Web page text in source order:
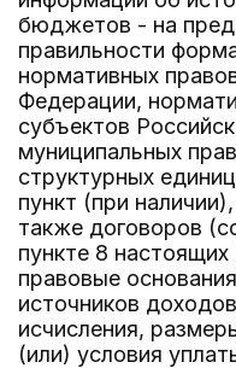
бюджетов - на
правильности
нормативных
Федерации,
субъектов
муниципальных
структурных
пункт (при
также договоров
пункте 8
правовые
источников
исчисления,
(или) условия